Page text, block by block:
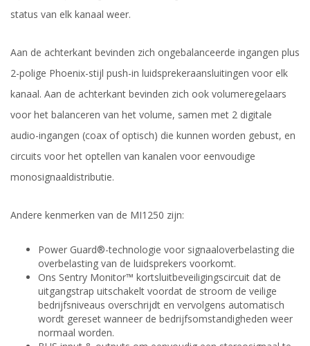
status van elk kanaal weer.
Aan de achterkant bevinden zich ongebalanceerde ingangen plus
2-polige Phoenix-stijl push-in luidsprekeraansluitingen voor elk
kanaal. Aan de achterkant bevinden zich ook volumeregelaars
voor het balanceren van het volume, samen met 2 digitale
audio-ingangen (coax of optisch) die kunnen worden gebust, en
circuits voor het optellen van kanalen voor eenvoudige
monosignaaldistributie.
Andere kenmerken van de MI1250 zijn:
Power Guard®-technologie voor signaaloverbelasting die
overbelasting van de luidsprekers voorkomt.
Ons Sentry Monitor™ kortsluitbeveiligingscircuit dat de
uitgangstrap uitschakelt voordat de stroom de veilige
bedrijfsniveaus overschrijdt en vervolgens automatisch
wordt gereset wanneer de bedrijfsomstandigheden weer
normaal worden.